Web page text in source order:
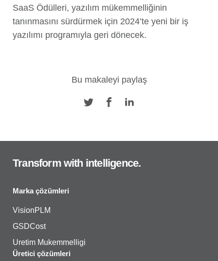
SaaS Ödülleri, yazılım mükemmelliğinin
tanınmasını sürdürmek için 2024’te yeni bir iş
yazılımı programıyla geri dönecek.
Bu makaleyi paylaş
Transform with intelligence.
Marka çözümleri
VisionPLM
GSDCost
Uretim Mukemmelligi
Üretici çözümleri